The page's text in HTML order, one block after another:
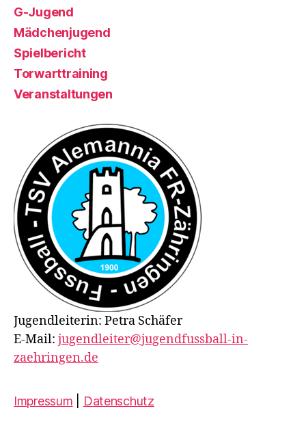
G-Jugend
Mädchenjugend
Spielbericht
Torwarttraining
Veranstaltungen
Jugendleiterin: Petra Schäfer
E-Mail: jugendleiter@jugendfussball-in-
zaehringen.de
Impressum Datenschutz